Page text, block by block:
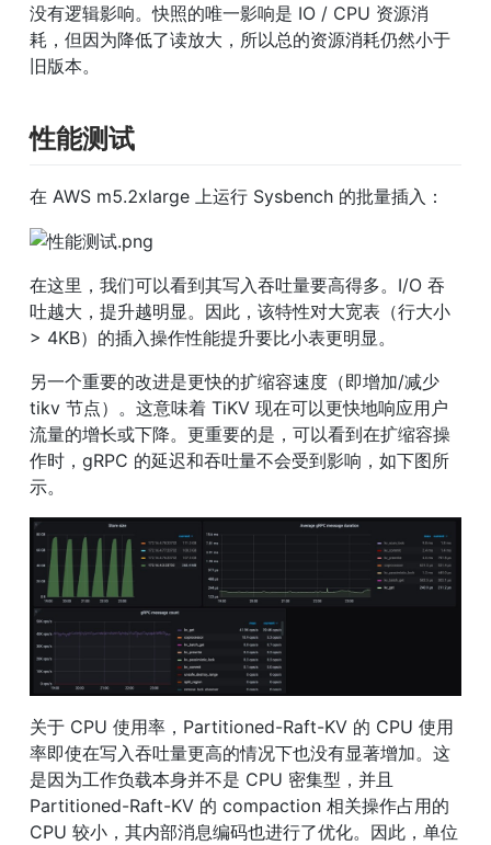
没有逻辑影响。快照的唯一影响是 IO / CPU 资源消
耗，但因为降低了读放大，所以总的资源消耗仍然小于
旧版本。
性能测试
在 AWS m5.2xlarge 上运行 Sysbench 的批量插入：
在这里，我们可以看到其写入吞吐量要高得多。I/O 吞
吐越大，提升越明显。因此，该特性对大宽表（行大小
> 4KB）的插入操作性能提升要比小表更明显。
另一个重要的改进是更快的扩缩容速度（即增加/减少
tikv 节点）。这意味着 TiKV 现在可以更快地响应用户
流量的增长或下降。更重要的是，可以看到在扩缩容操
作时，gRPC 的延迟和吞吐量不会受到影响，如下图所
示。
关于 CPU 使用率，Partitioned-Raft-KV 的 CPU 使用
率即使在写入吞吐量更高的情况下也没有显著增加。这
是因为工作负载本身并不是 CPU 密集型，并且
Partitioned-Raft-KV 的 compaction 相关操作占用的
CPU 较小，其内部消息编码也进行了优化。因此，单位